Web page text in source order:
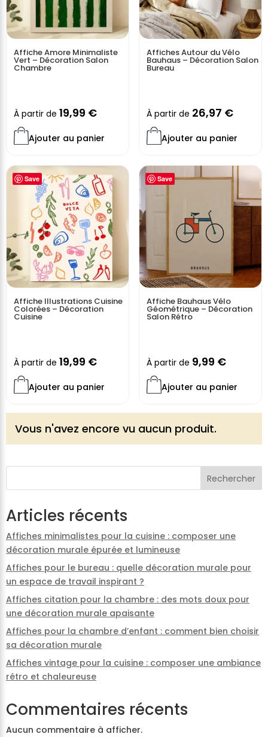
Affiche Amore Minimaliste
Vert – Décoration Salon
Chambre
À partir de 19,99 €
Ajouter au panier
Affiches Autour du Vélo
Bauhaus – Décoration Salon
Bureau
À partir de 26,97 €
Ajouter au panier
Save
Affiche Illustrations Cuisine
Colorées – Décoration
Cuisine
À partir de 19,99 €
Ajouter au panier
Save
Affiche Bauhaus Vélo
Géométrique – Décoration
Salon Rétro
À partir de 9,99 €
Ajouter au panier
Vous n'avez encore vu aucun produit.
Rechercher
Articles récents
Affiches minimalistes pour la cuisine : composer une
décoration murale épurée et lumineuse
Affiches pour le bureau : quelle décoration murale pour
un espace de travail inspirant ?
Affiches citation pour la chambre : des mots doux pour
une décoration murale apaisante
Affiches pour la chambre d’enfant : comment bien choisir
sa décoration murale
Affiches vintage pour la cuisine : composer une ambiance
rétro et chaleureuse
Commentaires récents
Aucun commentaire à afficher.